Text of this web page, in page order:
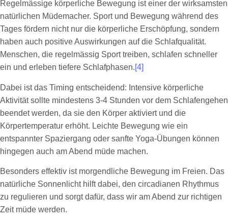
Regelmässige körperliche Bewegung ist einer der wirksamsten
natürlichen Müdemacher. Sport und Bewegung während des
Tages fördern nicht nur die körperliche Erschöpfung, sondern
haben auch positive Auswirkungen auf die Schlafqualität.
Menschen, die regelmässig Sport treiben, schlafen schneller
ein und erleben tiefere Schlafphasen.[4]
Dabei ist das Timing entscheidend: Intensive körperliche
Aktivität sollte mindestens 3-4 Stunden vor dem Schlafengehen
beendet werden, da sie den Körper aktiviert und die
Körpertemperatur erhöht. Leichte Bewegung wie ein
entspannter Spaziergang oder sanfte Yoga-Übungen können
hingegen auch am Abend müde machen.
Besonders effektiv ist morgendliche Bewegung im Freien. Das
natürliche Sonnenlicht hilft dabei, den circadianen Rhythmus
zu regulieren und sorgt dafür, dass wir am Abend zur richtigen
Zeit müde werden.